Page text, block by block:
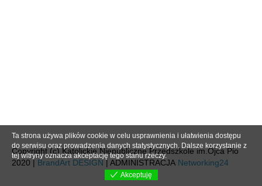
Copyright (c) Katolickie Niepubliczne Przedszkole im.Ojca Pio
2020 | BrandArt DESIGN | ADMINISTRACJA Networking24
Ta strona używa plików cookie w celu usprawnienia i ułatwienia dostępu
do serwisu oraz prowadzenia danych statystycznych. Dalsze korzystanie z
tej witryny oznacza akceptację tego stanu rzeczy.
Akceptuję